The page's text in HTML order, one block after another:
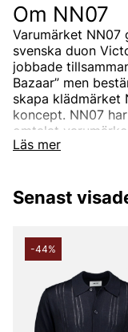
Läs mer
Om NN07
Varumärket NN07
svenska duon
jobbade
Bazaar” men
skapa
koncept. NN07
omtalat
drivs inte av
Hur kom
NN07 är ett
Därav namnet
07 från året då
de ibland för “We
deras grafiska
människor ska
Senast
-44%